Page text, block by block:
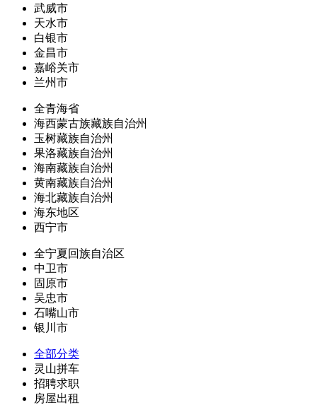
武威市
天水市
白银市
金昌市
嘉峪关市
兰州市
全青海省
海西蒙古族藏族自治州
玉树藏族自治州
果洛藏族自治州
海南藏族自治州
黄南藏族自治州
海北藏族自治州
海东地区
西宁市
全宁夏回族自治区
中卫市
固原市
吴忠市
石嘴山市
银川市
全部分类
灵山拼车
招聘求职
房屋出租